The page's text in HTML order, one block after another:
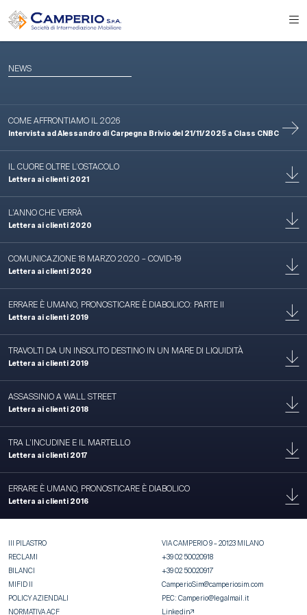
NEWS
COME AFFRONTIAMO IL 2026
Intervista ad Alessandro di Carpegna Brivio del 21/11/2025 a Class CNBC
IL CUORE OLTRE L’OSTACOLO
Lettera ai clienti 2021
L’ANNO CHE VERRÀ
Lettera ai clienti 2020
COMUNICAZIONE 18 MARZO 2020 – COVID-19
Lettera ai clienti 2020
ERRARE È UMANO, PRONOSTICARE È DIABOLICO: PARTE II
Lettera ai clienti 2019
TRAVOLTI DA UN INSOLITO DESTINO IN UN MARE DI LIQUIDITÀ
Lettera ai clienti 2019
ASSASSINIO A WALL STREET
Lettera ai clienti 2018
TRA L’INCUDINE E IL MARTELLO
Lettera ai clienti 2017
ERRARE È UMANO, PRONOSTICARE È DIABOLICO
Lettera ai clienti 2016
III PILASTRO
RECLAMI
BILANCI
MIFID II
POLICY AZIENDALI
NORMATIVA ACF
VIA CAMPERIO 9 – 20123 MILANO
+39 02 50020918
+39 02 50020917
CamperioSim@camperiosim.com
PEC: Camperio@legalmail.it
Linkedin